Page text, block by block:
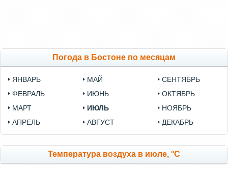
Погода в Бостоне по месяцам
ЯНВАРЬ
ФЕВРАЛЬ
МАРТ
АПРЕЛЬ
МАЙ
ИЮНЬ
ИЮЛЬ
АВГУСТ
СЕНТЯБРЬ
ОКТЯБРЬ
НОЯБРЬ
ДЕКАБРЬ
Температура воздуха в июле, °C